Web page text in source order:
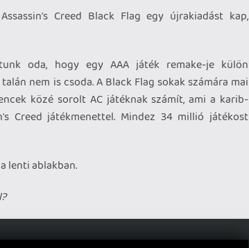
Creed Black Flag egy újrakiadást kap,
oda, hogy egy AAA játék remake-je külön
nem is csoda. A Black Flag sokak számára mai
közé sorolt AC játéknak számít, ami a karib-
Creed játékmenettel. Mindez 34 millió játékost
lenti ablakban.